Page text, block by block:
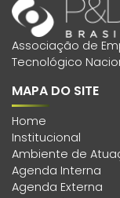
Associação de
Tecnológico
MAPA DO SITE
Home
Institucional
Ambiente de
Agenda Interna
Agenda Externa